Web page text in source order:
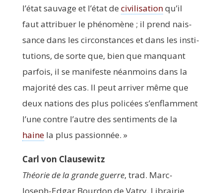
l’état sau­vage et l’état de civi­li­sa­tionqu’il
faut attri­buer le phé­no­mène ; il prend nais­
sance dans les cir­cons­tances et dans les ins­ti­
tu­tions, de sorte que, bien que man­quant
par­fois, il se mani­feste néan­moins dans la
majo­ri­té des cas. Il peut arri­ver même que
deux nations des plus poli­cées s’enflamment
l’une contre l’autre des sen­ti­ments de la
hainela plus passionnée. »
Carl von Clausewitz
Théo­rie de la grande guerre, trad. Marc-
Joseph-Edgar Bour­don de Vatry, Librai­rie